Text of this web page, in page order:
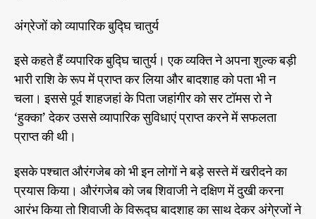
अंग्रेजों को व्यापारिक बुद्घि चातुर्य
इसे कहते हैं व्यपारिक बुद्घि चातुर्य। एक व्यक्ति ने अपना शुल्क बड़ी
भारी राशि के रूप में प्राप्त कर लिया और बादशाह को पता भी न
चला। इससे पूर्व शाहजहां के पिता जहांगीर को सर टॉमस रो ने
‘हुक्का’ देकर उससे व्यापारिक सुविधाएं प्राप्त करने में सफलता
प्राप्त की थी।
इसके पश्चात औरंगजेब को भी इन लोगों ने बड़े सस्ते में खरीदने का
प्रयास किया। औरंगजेब को जब शिवाजी ने दक्षिण में दुखी करना
आरंभ किया तो शिवाजी के विरूद्घ बादशाह का साथ देकर अंगे्रजों ने